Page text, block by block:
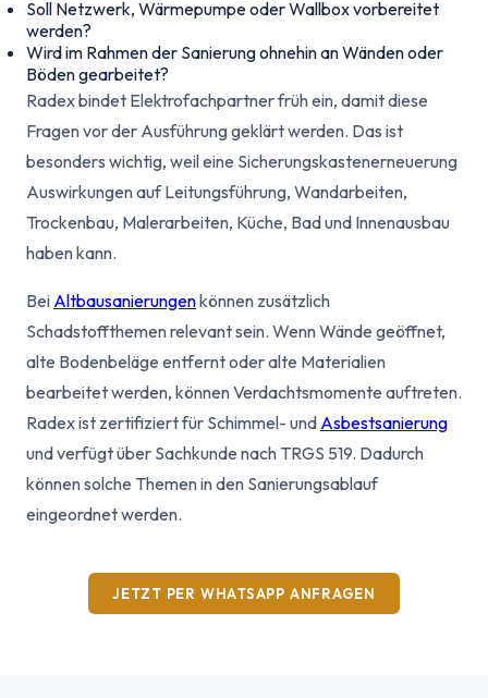
Soll Netzwerk, Wärmepumpe oder Wallbox vorbereitet
werden?
Wird im Rahmen der Sanierung ohnehin an Wänden oder
Böden gearbeitet?
Radex bindet Elektrofachpartner früh ein, damit diese
Fragen vor der Ausführung geklärt werden. Das ist
besonders wichtig, weil eine Sicherungskastenerneuerung
Auswirkungen auf Leitungsführung, Wandarbeiten,
Trockenbau, Malerarbeiten, Küche, Bad und Innenausbau
haben kann.
Bei Altbausanierungenkönnen zusätzlich
Schadstoffthemen relevant sein. Wenn Wände geöffnet,
alte Bodenbeläge entfernt oder alte Materialien
bearbeitet werden, können Verdachtsmomente auftreten.
Radex ist zertifiziert für Schimmel- und Asbestsanierung
und verfügt über Sachkunde nach TRGS 519. Dadurch
können solche Themen in den Sanierungsablauf
eingeordnet werden.
JETZT PER WHATSAPP ANFRAGEN